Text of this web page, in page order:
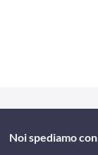
Noi spediamo con